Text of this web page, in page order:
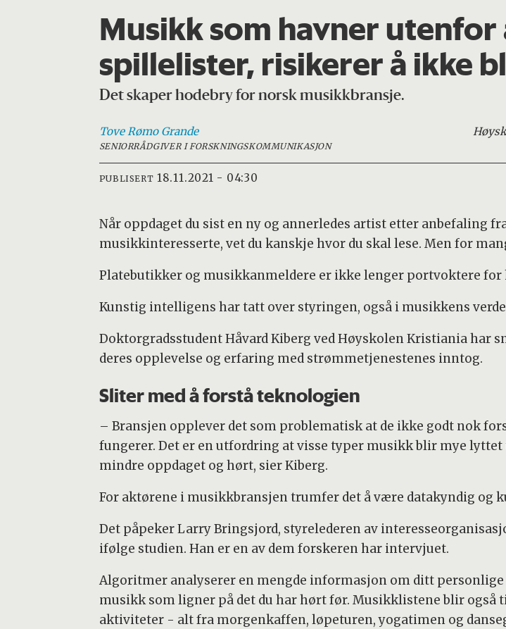
Musikk som havner
spillelister, risikerer å ikke
Det skaper hodebry for norsk musikkbransje.
Tove Rømo Grande
SENIORRÅDGIVER I FORSKNINGSKOMMUNIKASJON
PUBLISERT 18.11.2021 - 04:30
Når oppdaget du sist en ny og annerledes artist etter anbefaling
musikkinteresserte, vet du kanskje hvor du skal lese. Men for
Platebutikker og musikkanmeldere er ikke lenger portvoktere
Kunstig intelligens har tatt over styringen, også i musikkens
Doktorgradsstudent Håvard Kiberg ved Høyskolen Kristiania har
deres opplevelse og erfaring med strømmetjenestenes inntog.
Sliter med å forstå teknologien
– Bransjen opplever det som problematisk at de ikke godt nok
fungerer. Det er en utfordring at visse typer musikk blir mye
mindre oppdaget og hørt, sier Kiberg.
For aktørene i musikkbransjen trumfer det å være datakyndig og
Det påpeker Larry Bringsjord, styrelederen av
ifølge studien. Han er en av dem forskeren har intervjuet.
Algoritmer analyserer en mengde informasjon om ditt
musikk som ligner på det du har hørt før. Musikklistene blir
aktiviteter - alt fra morgenkaffen, løpeturen, yogatimen og